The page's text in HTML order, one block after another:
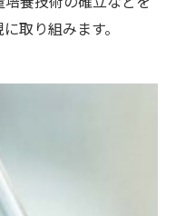
取り組みます。